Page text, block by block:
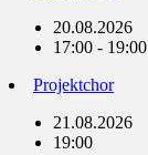
20.08.2026
17:00 - 19:00
Projektchor
21.08.2026
19:00